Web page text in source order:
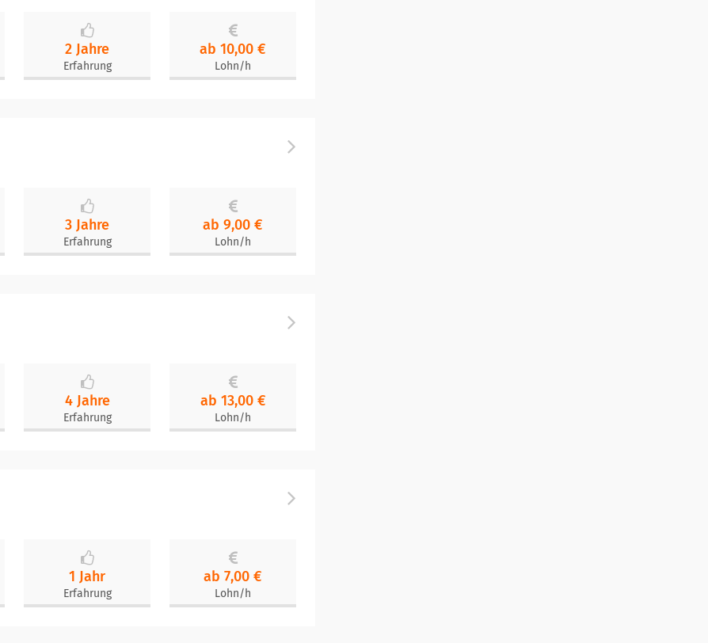
2 Jahre
Erfahrung
ab 10,00 €
Lohn/h
3 Jahre
Erfahrung
ab 9,00 €
Lohn/h
4 Jahre
Erfahrung
ab 13,00 €
Lohn/h
1 Jahr
Erfahrung
ab 7,00 €
Lohn/h